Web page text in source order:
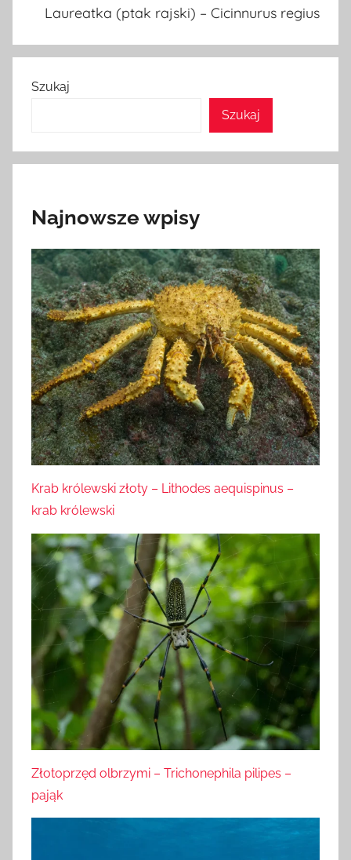
Laureatka (ptak rajski) – Cicinnurus regius
Szukaj
Szukaj
Najnowsze wpisy
Krab królewski złoty – Lithodes aequispinus –
krab królewski
Złotoprzęd olbrzymi – Trichonephila pilipes –
pająk